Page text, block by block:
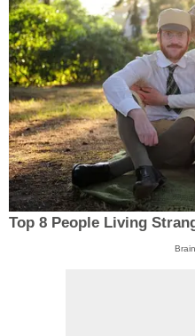
Top 8 People Living